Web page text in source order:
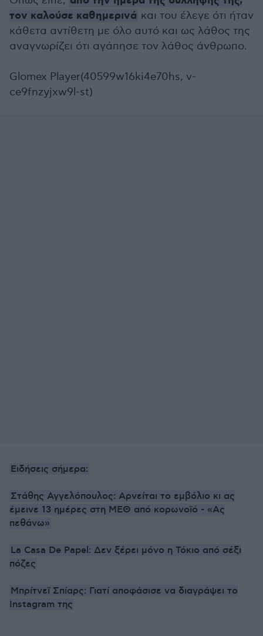
τον καλούσε καθημερινά και του έλεγε ότι ήταν
κάθετα αντίθετη με όλο αυτό και ως λάθος της
αναγνωρίζει ότι αγάπησε τον λάθος άνθρωπο.
Glomex Player(40599w16ki4e70hs, v-
ce9fnzyjxw9l-st)
Ειδήσεις σήμερα:
Στάθης Αγγελόπουλος: Αρνείται το εμβόλιο κι ας
έμεινε 13 ημέρες στη ΜΕΘ από κορωνοϊό - «Ας
πεθάνω»
La Casa De Papel: Δεν ξέρει μόνο η Τόκιο από σέξι
πόζες
Μπρίτνεϊ Σπίαρς: Γιατί αποφάσισε να διαγράψει το
Instagram της